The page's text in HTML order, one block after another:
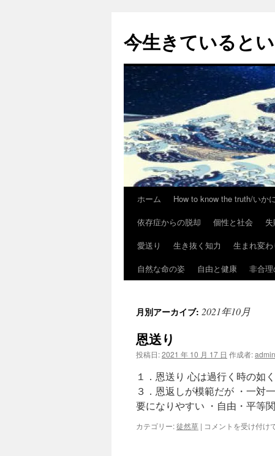
今生きていると
へ
プ
ホーム How to know the truth/いか
依存症からの脱却
個性と社会
愛送り
生き抜く知力 生まれ変わ
自然な命の姿
自由と健康 非合
月別アーカイブ: 2021年10月
恩送り
投稿日:2021 年 10 月 17 日 作成者:admin
１．恩送り 心は過行く時の如
３．恩返しが模範だが ・一対
要になりやすい ・自由・平等
カテゴリー:徒然草 | 恩
コメントを受け付け